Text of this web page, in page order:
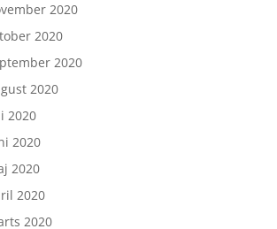
2020
2020
2020
2020
2020
2020
2020
2020
2020